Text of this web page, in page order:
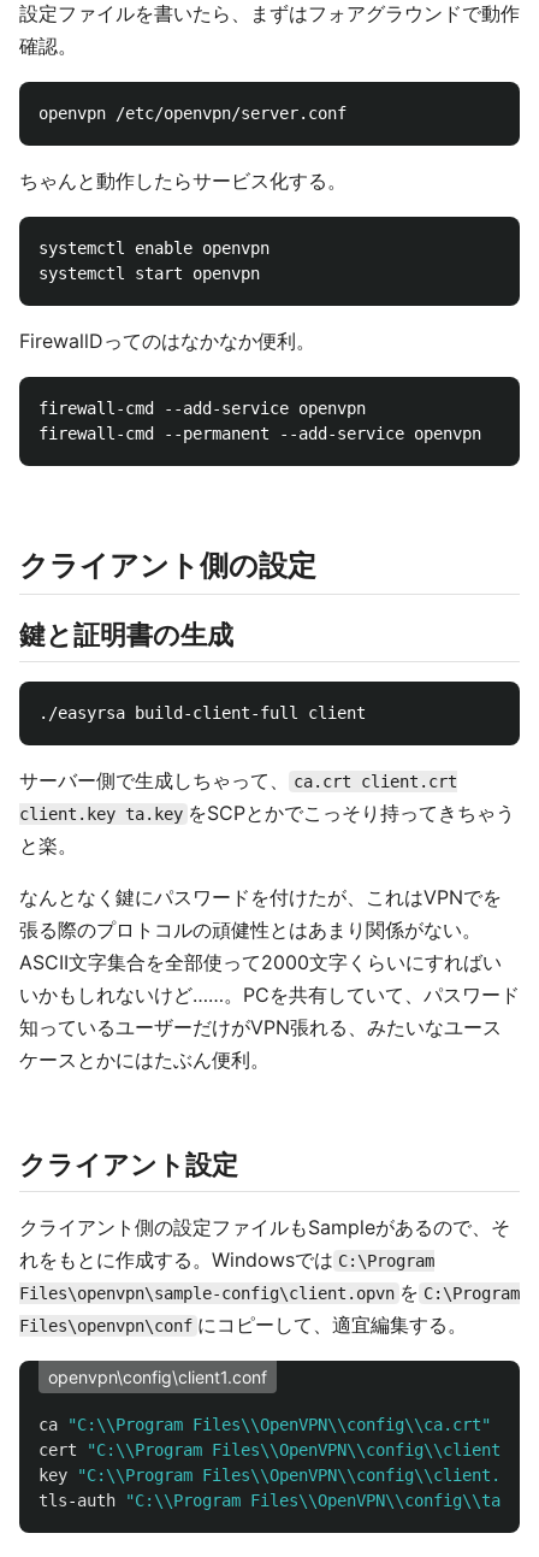
設定ファイルを書いたら、まずはフォアグラウンドで動作
確認。
ちゃんと動作したらサービス化する。
systemctl enable openvpn
FirewallDってのはなかなか便利。
firewall-cmd --add-service openvpn
クライアント側の設定
鍵と証明書の生成
サーバー側で生成しちゃって、
ca.crt client.crt
client.key ta.key をSCPとかでこっそり持ってきちゃう
と楽。
なんとなく鍵にパスワードを付けたが、これはVPNでを
張る際のプロトコルの頑健性とはあまり関係がない。
ASCII文字集合を全部使って2000文字くらいにすればい
いかもしれないけど……。PCを共有していて、パスワード
知っているユーザーだけがVPN張れる、みたいなユース
ケースとかにはたぶん便利。
クライアント設定
クライアント側の設定ファイルもSampleがあるので、そ
れをもとに作成する。Windowsでは C:\Program
Files\openvpn\sample-config\client.opvn を C:\Program
Files\openvpn\conf にコピーして、適宜編集する。
openvpn\config\client1.conf
ca
"C:\\Program Files\\OpenVPN\\config\\ca.crt"
cert
"C:\\Program
key
"C:\\Program Files\\OpenVPN\\config\\client.key"
tls-auth "C:\\Program